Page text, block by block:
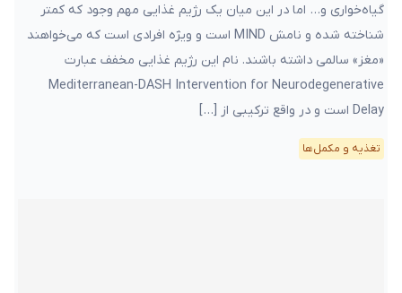
گیاه‌خواری و… اما در این میان یک رژیم غذایی مهم وجود که کمتر
شناخته شده و نامش MIND است و ویژه افرادی است که می‌خواهند
«مغز» سالمی داشته باشند. نام این رژیم غذایی مخفف عبارت
Mediterranean-DASH Intervention for Neurodegenerative
Delay است و در واقع ترکیبی از […]
تغذیه و مکمل‌ها